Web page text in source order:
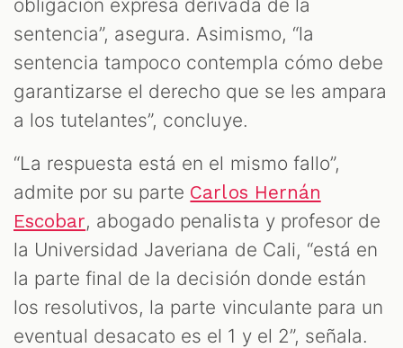
obligación expresa derivada de la
sentencia”, asegura. Asimismo, “la
sentencia tampoco contempla cómo debe
garantizarse el derecho que se les ampara
a los tutelantes”, concluye.
“La respuesta está en el mismo fallo”,
admite por su parte Carlos Hernán
Escobar, abogado penalista y profesor de
la Universidad Javeriana de Cali, “está en
la parte final de la decisión donde están
los resolutivos, la parte vinculante para un
eventual desacato es el 1 y el 2”, señala.